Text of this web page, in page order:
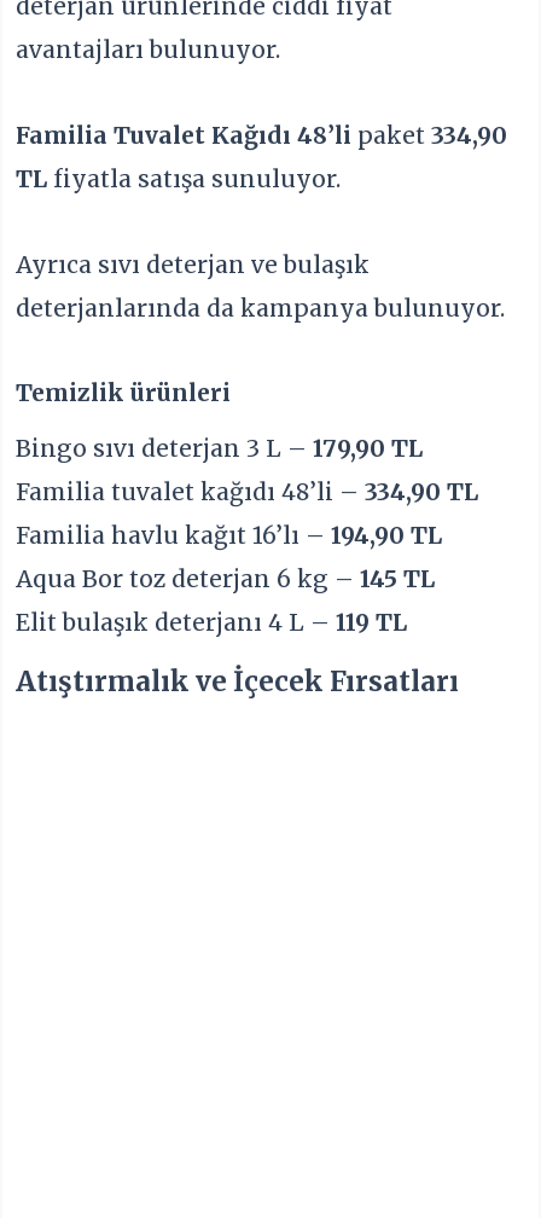
deterjan ürünlerinde ciddi fiyat
avantajları bulunuyor.
Familia Tuvalet Kağıdı 48’li paket334,90
TL fiyatla satışa sunuluyor.
Ayrıca sıvı deterjan ve bulaşık
deterjanlarında da kampanya bulunuyor.
Temizlik ürünleri
Bingo sıvı deterjan 3 L –179,90 TL
Familia tuvalet kağıdı 48’li –334,90 TL
Familia havlu kağıt 16’lı –194,90 TL
Aqua Bor toz deterjan 6 kg –145 TL
Elit bulaşık deterjanı 4 L –119 TL
Atıştırmalık ve İçecek Fırsatları